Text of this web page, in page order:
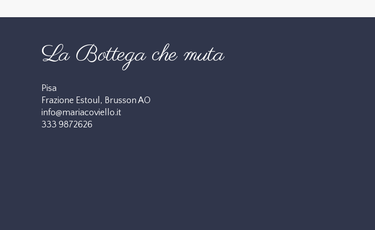
La Bottega che muta
Pisa
Frazione Estoul, Brusson AO
info@mariacoviello.it
333 9872626